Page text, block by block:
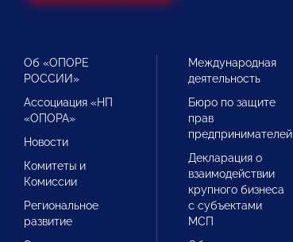
Об «ОПОРЕ
РОССИИ»
Ассоциация «НП
«ОПОРА»
Новости
Комитеты и
Комиссии
Региональное
развитие
Международная
деятельность
Бюро по защите
прав
предпринимателей
Декларация о
взаимодействии
крупного бизнеса
с субъектами
МСП